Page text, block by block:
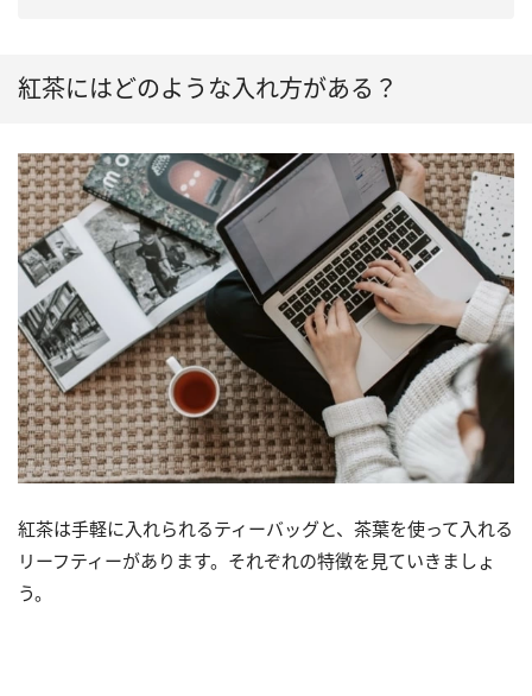
紅茶にはどのような入れ方がある？
紅茶は手軽に入れられるティーバッグと、茶葉を使って入れる
リーフティーがあります。それぞれの特徴を見ていきましょ
う。